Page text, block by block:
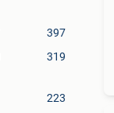
397
319
223